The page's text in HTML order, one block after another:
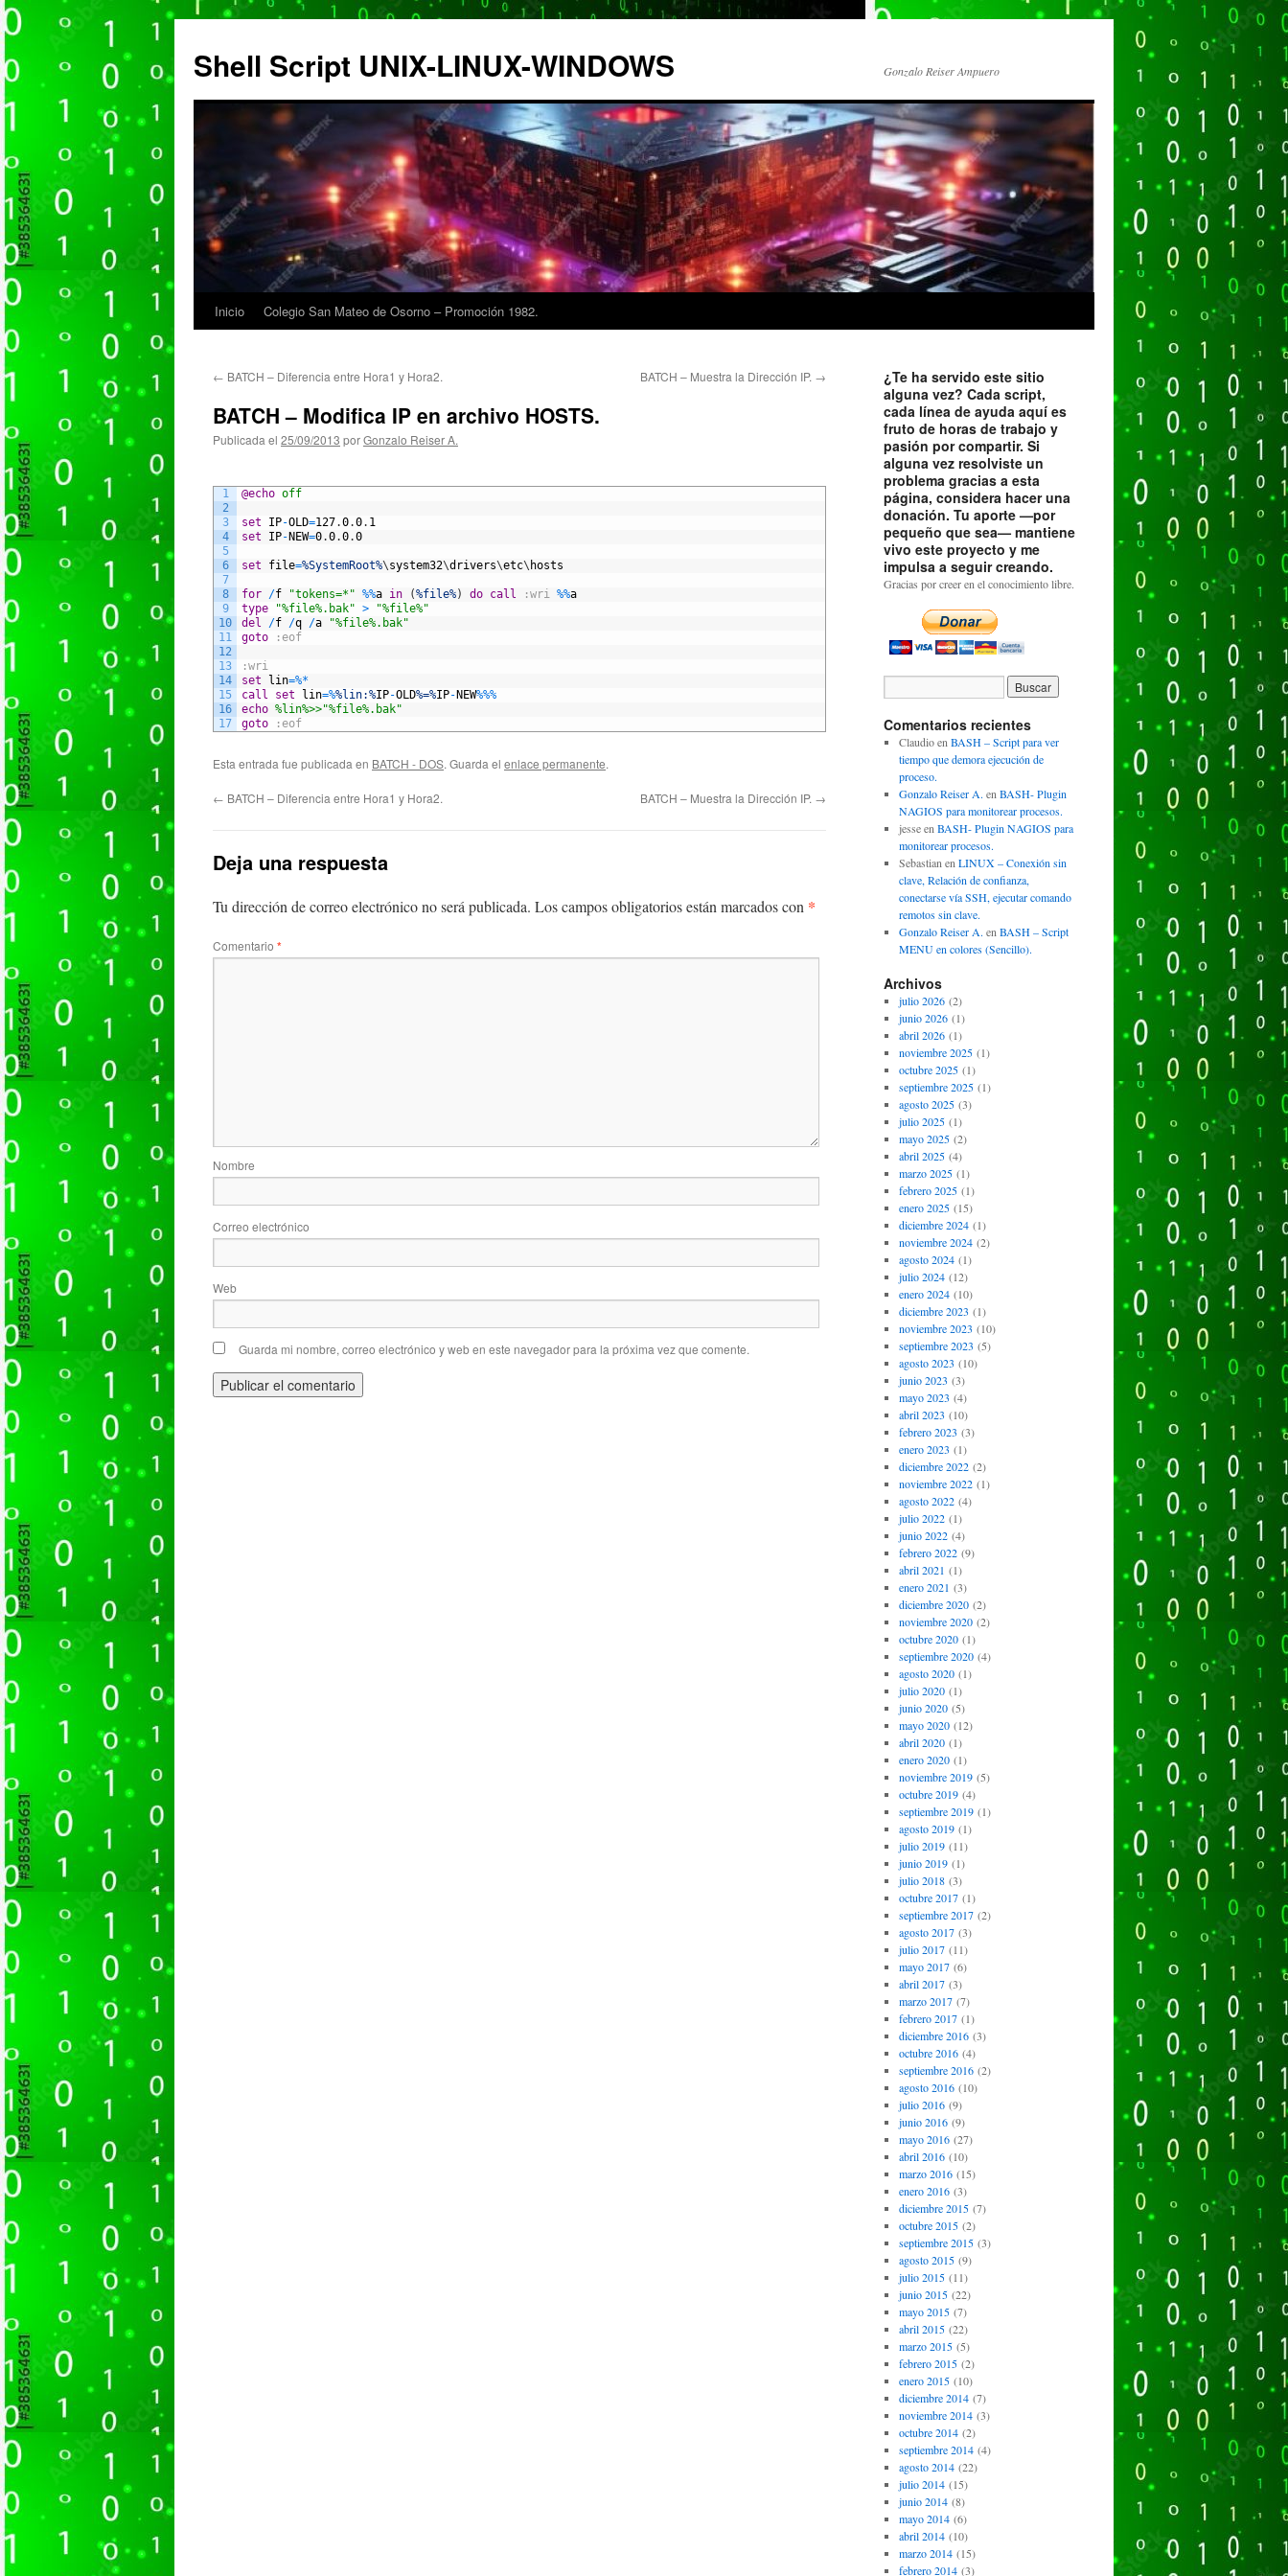
contenido
Shell Script UNIX-LINUX-WINDOWS Gonzalo Reiser Ampuero
Inicio Colegio San Mateo de Osorno – Promoción 1982.
← BATCH – Diferencia entre Hora1 y Hora2. BATCH – Muestra la Dirección IP. →
BATCH – Modifica IP en archivo HOSTS.
Publicada el 25/09/2013 porGonzalo Reiser A.
1
2
3
4
5
6
7
8
9
10
11
12
13
14
15
16
17
@echo off
set IP-OLD=127.0.0. 1
set
IP- NEW=0.0.0.0
set file=%SystemRoot%\system32\drivers\etc\ hosts
for /f "tokens=*" %%a in (%file%) do call :wri %%a
type
"%file%.bak" >
"%file%"
del
/f /q /a
"%file%.bak"
goto
:eof
:wri
set
lin=%*
call
set lin=%%lin:%IP-OLD%=%IP- NEW%%%
echo %lin%>>"%file%.bak"
goto
:eof
Esta entrada fue publicada en BATCH - DOS. Guarda el enlace permanente.
← BATCH – Diferencia entre Hora1 y Hora2. BATCH – Muestra la Dirección IP. →
Deja una respuesta
Tu dirección de correo electrónico no será publicada. Los campos obligatorios están marcados con *
Comentario *
Nombre
Correo electrónico
Web
Guarda mi nombre, correo electrónico y web en este navegador para la próxima vez que comente.
¿Te ha servido este sitio
alguna vez? Cada script,
cada línea de ayuda aquí es
fruto de horas de trabajo y
pasión por compartir. Si
alguna vez resolviste un
problema gracias a esta
página, considera hacer una
donación. Tu aporte —por
pequeño que sea— mantiene
vivo este proyecto y me
impulsa a seguir creando.
Gracias por creer en el conocimiento libre.
Comentarios recientes
Claudioen BASH – Script para ver
tiempo que demora ejecución de
proceso.
Gonzalo Reiser A. en BASH- Plugin
NAGIOS para monitorear procesos.
jesseen BASH- Plugin NAGIOS para
monitorear procesos.
Sebastian en LINUX – Conexión sin
clave, Relación de confianza,
conectarse vía SSH, ejecutar comando
remotos sin clave.
Gonzalo Reiser A. en BASH – Script
MENU en colores (Sencillo).
Archivos
julio 2026(2)
junio 2026(1)
abril 2026(1)
noviembre 2025(1)
octubre 2025(1)
septiembre 2025(1)
agosto 2025(3)
julio 2025(1)
mayo 2025(2)
abril 2025(4)
marzo 2025(1)
febrero 2025(1)
enero 2025(15)
diciembre 2024(1)
noviembre 2024(2)
agosto 2024(1)
julio 2024(12)
enero 2024(10)
diciembre 2023 (1)
noviembre 2023 (10)
septiembre 2023 (5)
agosto 2023 (10)
junio 2023 (3)
mayo 2023 (4)
abril 2023 (10)
febrero 2023 (3)
enero 2023 (1)
diciembre 2022(2)
noviembre 2022(1)
agosto 2022(4)
julio 2022(1)
junio 2022(4)
febrero 2022(9)
abril 2021 (1)
enero 2021 (3)
diciembre 2020(2)
noviembre 2020(2)
octubre 2020(1)
septiembre 2020(4)
agosto 2020(1)
julio 2020(1)
junio 2020(5)
mayo 2020(12)
abril 2020(1)
enero 2020(1)
noviembre 2019(5)
octubre 2019(4)
septiembre 2019(1)
agosto 2019(1)
julio 2019(11)
junio 2019(1)
julio 2018(3)
octubre 2017(1)
septiembre 2017(2)
agosto 2017(3)
julio 2017(11)
mayo 2017(6)
abril 2017(3)
marzo 2017(7)
febrero 2017(1)
diciembre 2016(3)
octubre 2016(4)
septiembre 2016(2)
agosto 2016(10)
julio 2016(9)
junio 2016(9)
mayo 2016(27)
abril 2016(10)
marzo 2016(15)
enero 2016(3)
diciembre 2015(7)
octubre 2015(2)
septiembre 2015(3)
agosto 2015(9)
julio 2015(11)
junio 2015(22)
mayo 2015(7)
abril 2015(22)
marzo 2015(5)
febrero 2015(2)
enero 2015(10)
diciembre 2014(7)
noviembre 2014(3)
octubre 2014(2)
septiembre 2014(4)
agosto 2014(22)
julio 2014(15)
junio 2014(8)
mayo 2014(6)
abril 2014(10)
marzo 2014(15)
febrero 2014(3)